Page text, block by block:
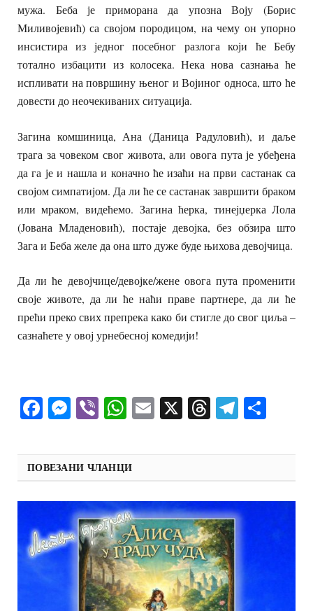
мужа. Беба је приморана да упозна Воју (Борис
Миливојевић) са својом породицом, на чему он упорно
инсистира из једног посебног разлога који ће Бебу
тотално избацити из колосека. Нека нова сазнања ће
испливати на површину њеног и Војиног односа, што ће
довести до неочекиваних ситуација.
Загина комшиница, Ана (Даница Радуловић), и даље
трага за човеком свог живота, али овога пута је убеђена
да га је и нашла и коначно ће изаћи на први састанак са
својом симпатијом. Да ли ће се састанак завршити браком
или мраком, видећемо. Загина ћерка, тинејџерка Лола
(Јована Младеновић), постаје девојка, без обзира што
Зага и Беба желе да она што дуже буде њихова девојчица.
Да ли ће девојчице/девојке/жене овога пута променити
своје животе, да ли ће наћи праве партнере, да ли ће
прећи преко свих препрека како би стигле до свог циља –
сазнаћете у овој урнебесној комедији!
Facebook
Messenger
ViberWhatsApp
Email
X Threads
ПОВЕЗАНИ ЧЛАНЦИ